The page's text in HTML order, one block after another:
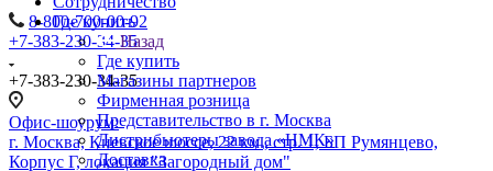
Где купить
Назад
Где купить
Магазины партнеров
Фирменная розница
Представительство в г. Москва
Дистрибьютеры завода «НМК»
Доставка
8-800-700-00-92
+7-383-230-34-35
+7-383-230-34-35
Офис-шоурум:
г. Москва, Киевское шоссе, 22 км., стр. 1, БП Румянцево,
Корпус Г, локация "Загородный дом"